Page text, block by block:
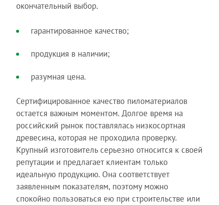
окончательный выбор.
гарантированное качество;
продукция в наличии;
разумная цена.
Сертифицированное качество пиломатериалов
остается важным моментом. Долгое время на
российский рынок поставлялась низкосортная
древесина, которая не проходила проверку.
Крупный изготовитель серьезно относится к своей
репутации и предлагает клиентам только
идеальную продукцию. Она соответствует
заявленным показателям, поэтому можно
спокойно пользоваться ею при строительстве или